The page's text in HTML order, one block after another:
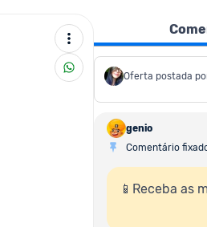
Oferta postada
genio
Comentário
📱Receba as